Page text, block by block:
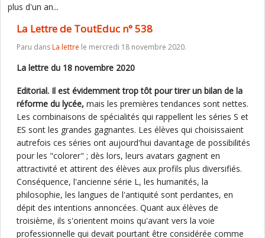
plus d'un an...
La Lettre de ToutEduc n° 538
Paru dansLa lettre le mercredi 18 novembre 2020.
La lettre du 18 novembre 2020
Editorial. Il est évidemment trop tôt pour tirer un bilan de la
réforme du lycée, mais les premières tendances sont nettes.
Les combinaisons de spécialités qui rappellent les séries S et
ES sont les grandes gagnantes. Les élèves qui choisissaient
autrefois ces séries ont aujourd'hui davantage de possibilités
pour les "colorer" ; dès lors, leurs avatars gagnent en
attractivité et attirent des élèves aux profils plus diversifiés.
Conséquence, l'ancienne série L, les humanités, la
philosophie, les langues de l'antiquité sont perdantes, en
dépit des intentions annoncées. Quant aux élèves de
troisième, ils s'orientent moins qu'avant vers la voie
professionnelle qui devait pourtant être considérée comme